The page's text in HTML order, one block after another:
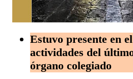
Estuvo presente en
actividades del
órgano colegiado